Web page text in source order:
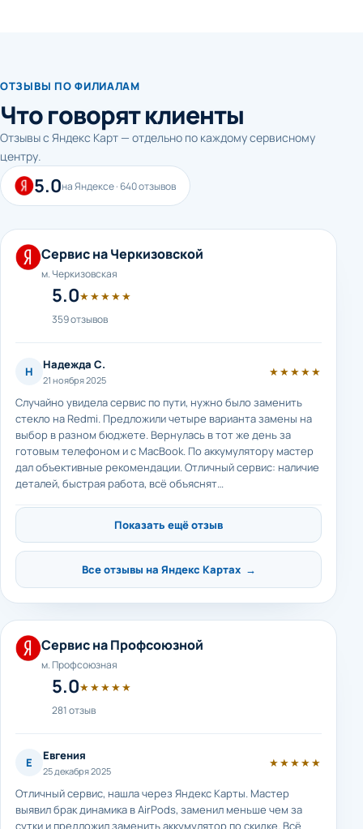
ОТЗЫВЫ ПО ФИЛИАЛАМ
Что говорят клиенты
Отзывы с Яндекс Карт — отдельно по каждому сервисному
центру.
5.0на Яндексе · 640 отзывов
Сервис на Черкизовской
м. Черкизовская
5.0★★★★★
359 отзывов
Н Надежда С.
21 ноября 2025
★★★★★
Случайно увидела сервис по пути, нужно было заменить
стекло на Redmi. Предложили четыре варианта замены на
выбор в разном бюджете. Вернулась в тот же день за
готовым телефоном и с MacBook. По аккумулятору мастер
дал объективные рекомендации. Отличный сервис: наличие
деталей, быстрая работа, всё объяснят…
Показать ещё отзыв
Все отзывы на Яндекс Картах →
Сервис на Профсоюзной
м. Профсоюзная
5.0★★★★★
281 отзыв
Е Евгения
25 декабря 2025
★★★★★
Отличный сервис, нашла через Яндекс Карты. Мастер
выявил брак динамика в AirPods, заменил меньше чем за
сутки и предложил заменить аккумулятор по скидке. Всё